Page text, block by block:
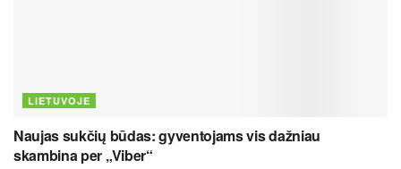
LIETUVOJE
Naujas sukčių būdas: gyventojams vis dažniau
skambina per „Viber“